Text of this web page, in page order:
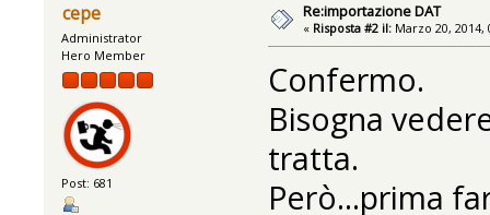
cepe
Administrator
Hero Member
Post: 681
Re:importazione DAT
« Risposta #2 il: Marzo 20, 2014,
Confermo.
Bisogna
tratta.
Però...prima